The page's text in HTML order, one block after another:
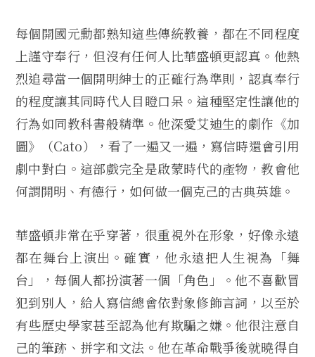
每個開國元勳都熟知這些傳統教養，都在不同程度
上謹守奉行，但沒有任何人比華盛頓更認真。他熱
烈追尋當一個開明紳士的正確行為準則，認真奉行
的程度讓其同時代人目瞪口呆。這種堅定性讓他的
行為如同教科書般精準。他深愛艾迪生的劇作《加
圖》（Cato），看了一遍又一遍，寫信時還會引用
劇中對白。這部戲完全是啟蒙時代的產物，教會他
何謂開明、有德行，如何做一個克己的古典英雄。
華盛頓非常在乎穿著，很重視外在形象，好像永遠
都在舞台上演出。確實，他永遠把人生視為「舞
台」，每個人都扮演著一個「角色」。他不喜歡冒
犯到別人，給人寫信總會依對象修飾言詞，以至於
有些歷史學家甚至認為他有欺騙之嫌。他很注意自
己的筆跡、拼字和文法。他在革命戰爭後就曉得自